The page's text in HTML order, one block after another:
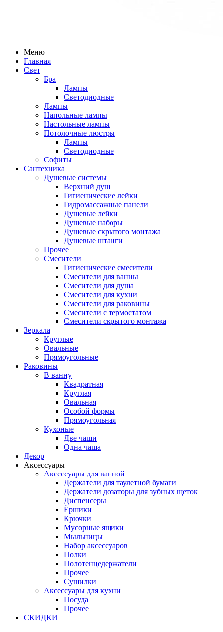
Меню
Главная
Свет
Бра
Лампы
Светодиодные
Лампы
Напольные лампы
Настольные лампы
Потолочные люстры
Лампы
Светодиодные
Софиты
Сантехника
Душевые системы
Верхний душ
Гигиенические лейки
Гидромассажные панели
Душевые лейки
Душевые наборы
Душевые скрытого монтажа
Душевые штанги
Прочее
Смесители
Гигиенические смесители
Смесители для ванны
Смесители для душа
Смесители для кухни
Смесители для раковины
Смесители с термостатом
Смесители скрытого монтажа
Зеркала
Круглые
Овальные
Прямоугольные
Раковины
В ванну
Квадратная
Круглая
Овальная
Особой формы
Прямоугольная
Кухоные
Две чаши
Одна чаша
Декор
Аксессуары
Аксессуары для ванной
Держатели для таулетной бумаги
Держатели дозаторы для зубных щеток
Диспенсеры
Ёршики
Крючки
Мусорные ящики
Мыльницы
Набор аксессуаров
Полки
Полотенцедержатели
Прочее
Сушилки
Аксессуары для кухни
Посуда
Прочее
СКИДКИ